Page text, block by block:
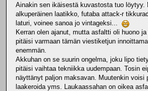
Ainakin sen ikäisestä kuvastosta tuo löytyy.
alkuperäinen laatikko, futaba attack-r
laturi, voinee sanoa jo vintageksi...
Kerran olen ajanut, mutta asfaltti oli huono
pitäisi varmaan tämän viestiketjun
enemmän.
Akkuhan on se suurin ongelma, joku lipo
pitäisi vaihtaa tekniikka uudempaan. Tosin
näyttänyt paljon maksavan. Muutenkin voisi
laakeroida yms. Laukaassahan on oikea